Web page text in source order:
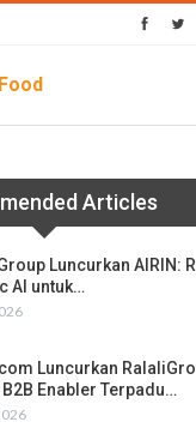
Articles
Luncurkan AIRIN:
AI untuk…
Luncurkan
Enabler Terpadu…